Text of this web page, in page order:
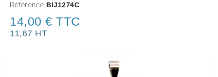
Référence BIJ1274C
14,00 € TTC
11,67 HT